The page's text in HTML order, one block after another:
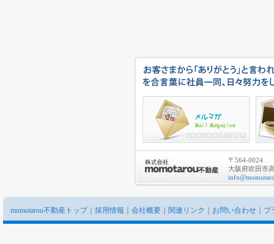
〒564-0024
大阪府吹田市
momotarou不動産トップ｜ 採用情報 会社概要 関連リンク お問い合わせ プ